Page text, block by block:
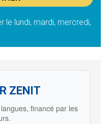
le lundi, mardi, mercredi,
ZENIT
financé par les